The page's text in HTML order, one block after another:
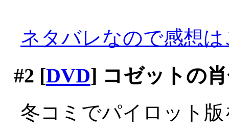
ネタバレなので感想
#2 [DVD] コゼットの
冬コミでパイロット